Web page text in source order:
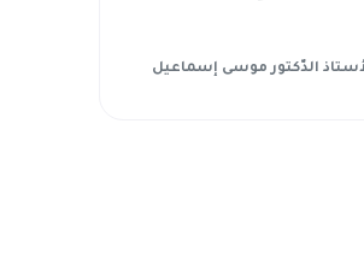
الدّكتور موسى إسماعيل